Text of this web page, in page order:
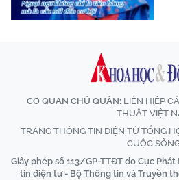
CƠ QUAN CHỦ QUẢN: LIÊN HIỆP
THUẬT VIỆT
TRANG THÔNG TIN ĐIỆN TỬ TỔNG
CUỘC
Giấy phép số 113/GP-TTĐT do Cục
tin điện tử - Bộ Thông tin và Truyền